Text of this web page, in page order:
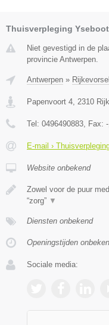
Thuisverpleging Yseboot
Niet gevestigd in de
provincie Antwerpen.
Antwerpen » Rijkevorsel
Papenvoort 4, 2310
Tel: 0496490883, Fax: -
E-mail ›
Website onbekend
Zowel voor de puur
“zorg” ▼
Diensten onbekend
Openingstijden
Sociale media: